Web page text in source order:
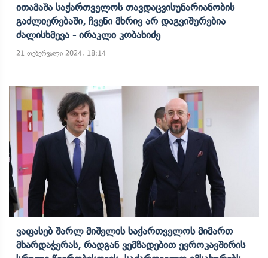
Ითამაშა Საქართველოს Თავდაცვისუნარიანობის
Გაძლიერებაში, Ჩვენი Მხრივ Არ Დაგვიშურებია
Ძალისხმევა - Ირაკლი Კობახიძე
21 თებერვალი 2024, 18:14
Ვაფასებ Შარლ Მიშელის Საქართველოს Მიმართ
Მხარდაჭერას, Რადგან Ვემზადებით Ევროკავშირის